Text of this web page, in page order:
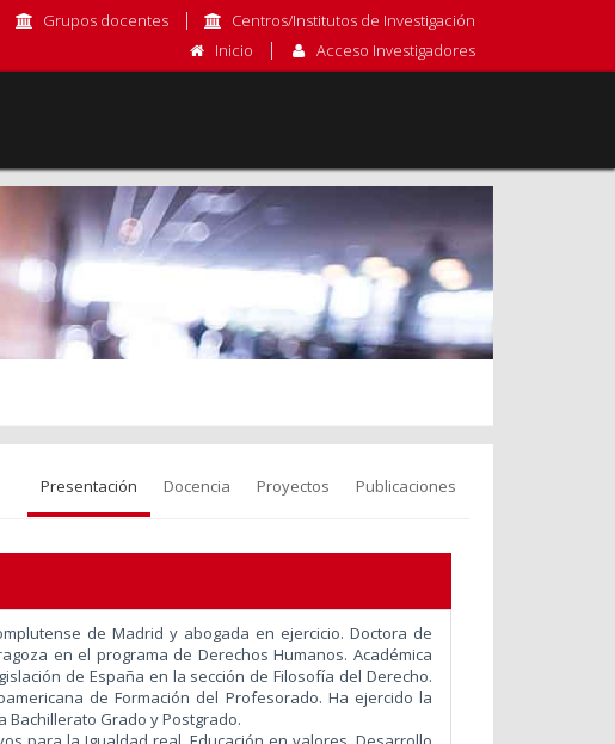
Grupos docentes
Centros/Institutos de Investigación
Inicio
Acceso Investigadores
Presentación Docencia Proyectos Publicaciones
de Madrid y abogada en ejercicio. Doctora de
en el programa de Derechos Humanos. Académica
de España en la sección de Filosofía del Derecho.
de Formación del Profesorado. Ha ejercido la
Bachillerato Grado y Postgrado.